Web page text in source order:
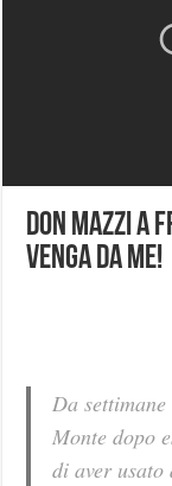
Don Mazzi a
venga da me!
Da
Monte dopo
di aver usato